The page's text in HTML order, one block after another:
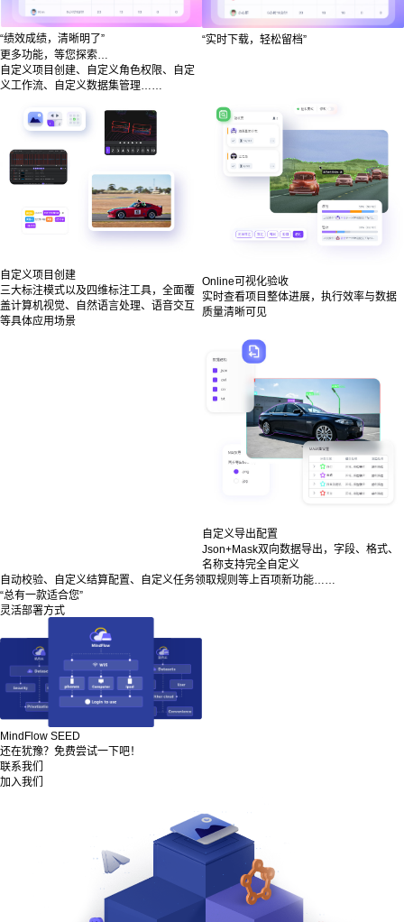
“绩效成绩，清晰明了”
“实时下载，轻松留档”
更多功能，等您探索…
自定义项目创建、自定义角色权限、自定
义工作流、自定义数据集管理……
自定义项目创建
三大标注模式以及四维标注工具，全面覆
盖计算机视觉、自然语言处理、语音交互
等具体应用场景
Online可视化验收
实时查看项目整体进展，执行效率与数据
质量清晰可见
自定义导出配置
Json+Mask双向数据导出，字段、格式、
名称支持完全自定义
自动校验、自定义结算配置、自定义任务领取规则等上百项新功能……
“总有一款适合您”
灵活部署方式
MindFlow SEED
还在犹豫？免费尝试一下吧！
联系我们
加入我们